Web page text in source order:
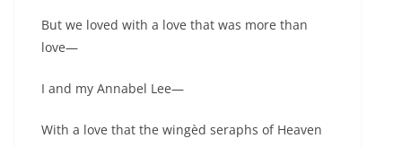
But we loved with a love that was more than
love—
I and my Annabel Lee—
With a love that the wingèd seraphs of Heaven